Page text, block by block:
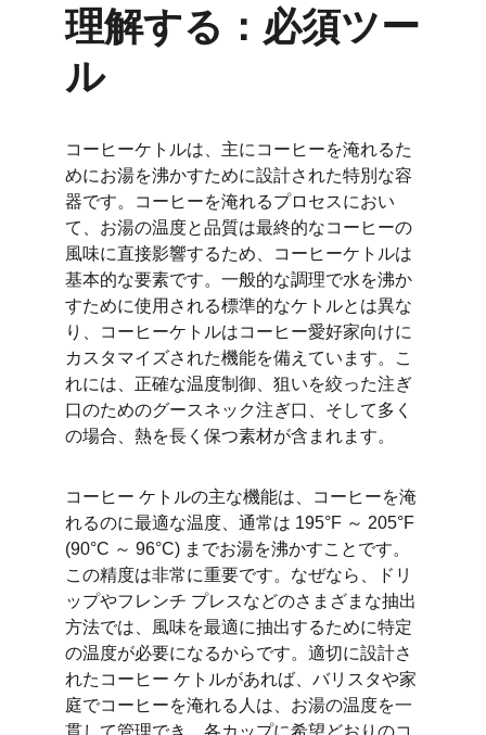
理解する：必須ツー
ル
コーヒーケトルは、主にコーヒーを淹れるた
めにお湯を沸かすために設計された特別な容
器です。コーヒーを淹れるプロセスにおい
て、お湯の温度と品質は最終的なコーヒーの
風味に直接影響するため、コーヒーケトルは
基本的な要素です。一般的な調理で水を沸か
すために使用される標準的なケトルとは異な
り、コーヒーケトルはコーヒー愛好家向けに
カスタマイズされた機能を備えています。こ
れには、正確な温度制御、狙いを絞った注ぎ
口のためのグースネック注ぎ口、そして多く
の場合、熱を長く保つ素材が含まれます。
コーヒー ケトルの主な機能は、コーヒーを淹
れるのに最適な温度、通常は 195°F ～ 205°F
(90°C ～ 96°C) までお湯を沸かすことです。
この精度は非常に重要です。なぜなら、ドリ
ップやフレンチ プレスなどのさまざまな抽出
方法では、風味を最適に抽出するために特定
の温度が必要になるからです。適切に設計さ
れたコーヒー ケトルがあれば、バリスタや家
庭でコーヒーを淹れる人は、お湯の温度を一
貫して管理でき、各カップに希望どおりのコ